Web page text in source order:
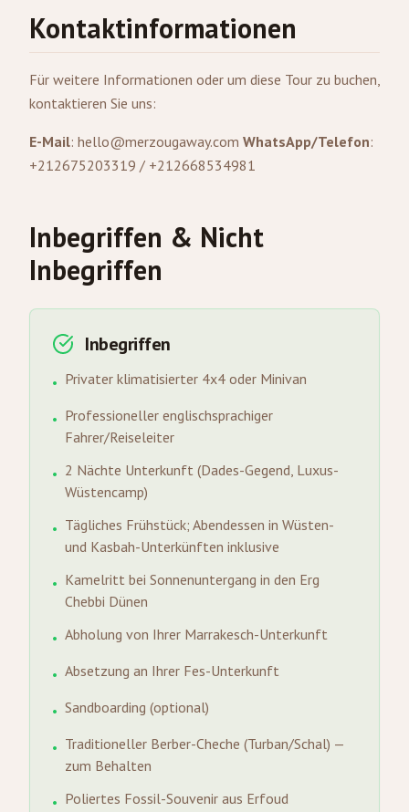
Kontaktinformationen
Für weitere Informationen oder um diese Tour zu buchen,
kontaktieren Sie uns:
E-Mail: hello@merzougaway.com WhatsApp/Telefon:
+212675203319 / +212668534981
Inbegriffen & Nicht
Inbegriffen
Inbegriffen
• Privater klimatisierter 4x4 oder Minivan
• Professioneller englischsprachiger
Fahrer/Reiseleiter
• 2 Nächte Unterkunft (Dades-Gegend, Luxus-
Wüstencamp)
• Tägliches Frühstück; Abendessen in Wüsten-
und Kasbah-Unterkünften inklusive
• Kamelritt bei Sonnenuntergang in den Erg
Chebbi Dünen
• Abholung von Ihrer Marrakesch-Unterkunft
• Absetzung an Ihrer Fes-Unterkunft
• Sandboarding (optional)
• Traditioneller Berber-Cheche (Turban/Schal) —
zum Behalten
• Poliertes Fossil-Souvenir aus Erfoud